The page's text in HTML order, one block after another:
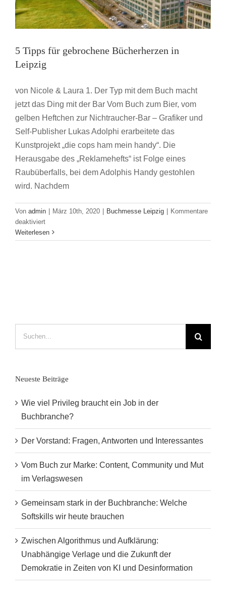
5 Tipps für gebrochene Bücherherzen in
Leipzig
von Nicole & Laura 1. Der Typ mit dem Buch macht
jetzt das Ding mit der Bar Vom Buch zum Bier, vom
gelben Heftchen zur Nichtraucher-Bar – Grafiker und
Self-Publisher Lukas Adolphi erarbeitete das
Kunstprojekt „die cops ham mein handy“. Die
Herausgabe des „Reklamehefts“ ist Folge eines
Raubüberfalls, bei dem Adolphis Handy gestohlen
wird. Nachdem
Von admin | März 10th, 2020 | Buchmesse Leipzig | Kommentare
deaktiviertfür
5
Tipps
Weiterlesen
Neueste Beiträge
Wie viel Privileg braucht ein Job in der
Buchbranche?
Der Vorstand: Fragen, Antworten und Interessantes
Vom Buch zur Marke: Content, Community und Mut
im Verlagswesen
Gemeinsam stark in der Buchbranche: Welche
Softskills wir heute brauchen
Zwischen Algorithmus und Aufklärung:
Unabhängige Verlage und die Zukunft der
Demokratie in Zeiten von KI und Desinformation